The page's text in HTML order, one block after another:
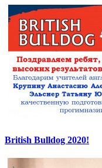
British Bulldog 2020!